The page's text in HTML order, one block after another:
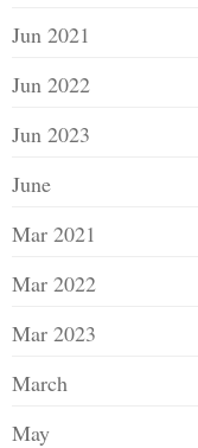
Jun 2021
Jun 2022
Jun 2023
June
Mar 2021
Mar 2022
Mar 2023
March
May